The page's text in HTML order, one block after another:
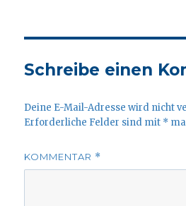
Schreibe einen
Deine E-Mail-Adresse wird nicht
Erforderliche Felder sind mit *
KOMMENTAR *